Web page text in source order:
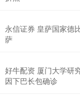
永信证券 皇萨国家德
萨
好牛配资 厦门大学研
因下巴长包确诊